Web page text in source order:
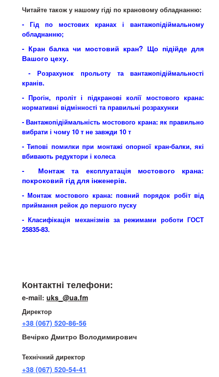
Читайте також у нашому гіді по крановому обладнанню:
- Гід по мостових кранах і вантажопідіймальному
обладнанню;
- Кран балка чи мостовий кран? Що підійде для
Вашого цеху.
- Розрахунок прольоту та вантажопідіймальності
кранів.
- Прогін, проліт і підкранові колії мостового крана:
нормативні відмінності та правильні розрахунки
-Вантажопідіймальність мостового крана: як правильно
вибрати і чому 10 т не завжди 10 т
- Типові помилки при монтажі опорної кран-балки, які
вбивають редуктори і колеса
- Монтаж та експлуатація мостового крана:
покроковий гід для інженерів.
- Монтаж мостового крана: повний порядок робіт від
приймання рейок до першого пуску
- Класифікація механізмів за режимами роботи ГОСТ
25835-83.
Контактні телефони:
e-mail: uks_@ua.fm
Директор
+38 (067) 520-86-56
Вечірко Дмитро Володимирович
Технічний директор
+38 (067) 520-54-41